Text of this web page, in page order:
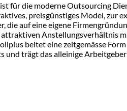
für die moderne Outsourcing
preisgünstiges Model, zur
die auf eine eigene
Anstellungsverhältnis
beitet eine zeitgemässe Form
und trägt das alleinige